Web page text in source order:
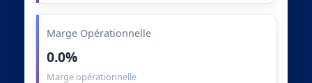
Marge Opérationnelle
0.0%
Marge opérationnelle